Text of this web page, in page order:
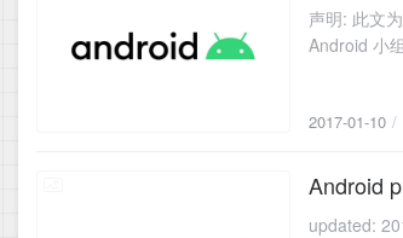
声明: 此文
Android 小
2017-01-10
2016-08-31
Android